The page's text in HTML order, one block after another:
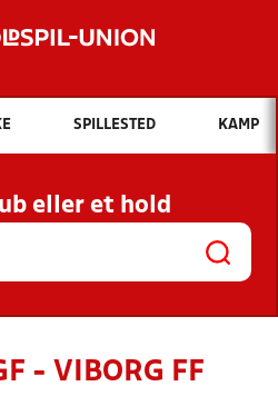
Hvad vil du søge efter?
INDHOLD OG NYHEDER
KLUBBER OG
HOLD
SPILLESTED KAMP
eller et hold
- VIBORG FF